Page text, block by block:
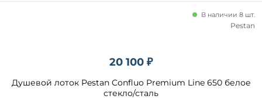
20 100 ₽
Душевой лоток Pestan Confluo Premium Line 650 белое
стекло/сталь
В наличии 8 шт.
Pestan